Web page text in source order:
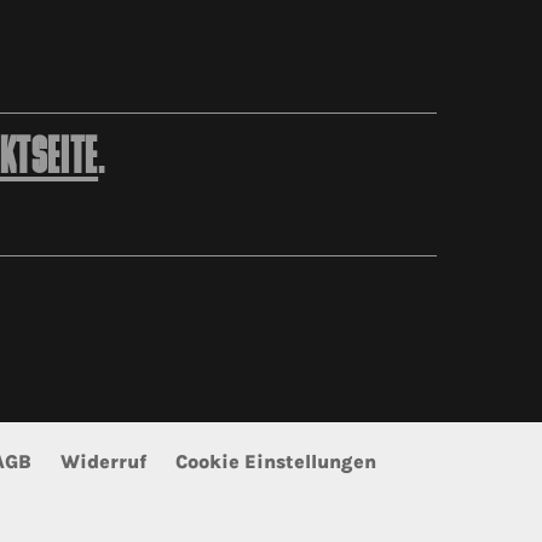
.
Widerruf Cookie Einstellungen